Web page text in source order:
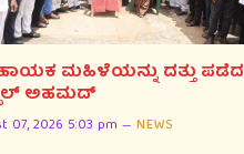
ಮಹಿಳೆಯನ್ನು ದತ್ತು ಪಡೆದ
ಅಹಮದ್
07, 2026 5:03 pm NEWS